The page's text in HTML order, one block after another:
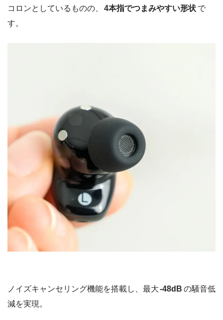
コロンとしているものの、 4本指でつまみやすい形状 で
す。
ノイズキャンセリング機能を搭載し、最大-48dB の騒音低
減を実現。